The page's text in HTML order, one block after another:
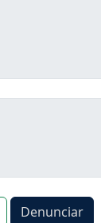
Denunciar